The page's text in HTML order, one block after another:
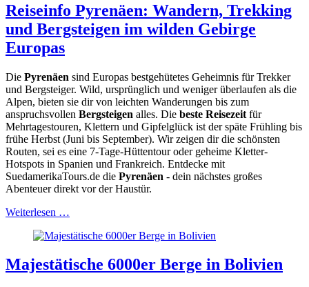
Reiseinfo Pyrenäen: Wandern, Trekking
und Bergsteigen im wilden Gebirge
Europas
Die Pyrenäen sind Europas bestgehütetes Geheimnis für Trekker
und Bergsteiger. Wild, ursprünglich und weniger überlaufen als die
Alpen, bieten sie dir von leichten Wanderungen bis zum
anspruchsvollen Bergsteigen alles. Die beste Reisezeit für
Mehrtagestouren, Klettern und Gipfelglück ist der späte Frühling bis
frühe Herbst (Juni bis September). Wir zeigen dir die schönsten
Routen, sei es eine 7-Tage-Hüttentour oder geheime Kletter-
Hotspots in Spanien und Frankreich. Entdecke mit
SuedamerikaTours.de die Pyrenäen - dein nächstes großes
Abenteuer direkt vor der Haustür.
Weiterlesen …
Majestätische 6000er Berge in Bolivien